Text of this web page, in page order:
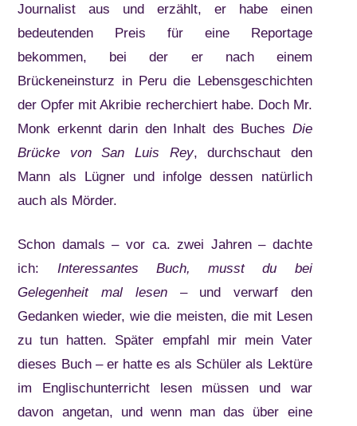
Journalist aus und erzählt, er habe einen
bedeutenden Preis für eine Reportage
bekommen, bei der er nach einem
Brückeneinsturz in Peru die Lebensgeschichten
der Opfer mit Akribie recherchiert habe. Doch Mr.
Monk erkennt darin den Inhalt des Buches Die
Brücke von San Luis Rey, durchschaut den
Mann als Lügner und infolge dessen natürlich
auch als Mörder.
Schon damals – vor ca. zwei Jahren – dachte
ich: Interessantes Buch, musst du bei
Gelegenheit mal lesen– und verwarf den
Gedanken wieder, wie die meisten, die mit Lesen
zu tun hatten. Später empfahl mir mein Vater
dieses Buch – er hatte es als Schüler als Lektüre
im Englischunterricht lesen müssen und war
davon angetan, und wenn man das über eine